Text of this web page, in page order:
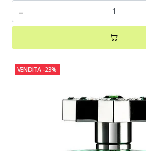
-
VENDITA -23%